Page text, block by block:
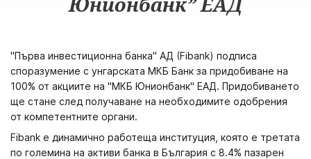
"Първа инвестиционна банка" АД (Fibank) подписа
споразумение с унгарската МКБ Банк за придобиване на
100% от акциите на "МКБ Юнионбанк" ЕАД. Придобиването
ще стане след получаване на необходимите одобрения
от компетентните органи.
Fibank е динамично работеща институция, която е третата
по големина на активи банка в България с 8.4% пазарен